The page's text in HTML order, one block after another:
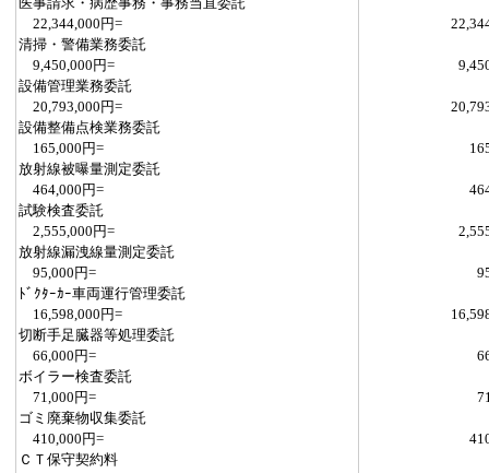
医事請求・病歴事務・事務当直委託
22,344,000円=
清掃・警備業務委託
9,450,000円=
設備管理業務委託
20,793,000円=
設備整備点検業務委託
165,000円=
放射線被曝量測定委託
464,000円=
試験検査委託
2,555,000円=
放射線漏洩線量測定委託
95,000円=
ﾄﾞｸﾀｰｶｰ車両運行管理委託
16,598,000円=
切断手足臓器等処理委託
66,000円=
ボイラー検査委託
71,000円=
ゴミ廃棄物収集委託
410,000円=
ＣＴ保守契約料